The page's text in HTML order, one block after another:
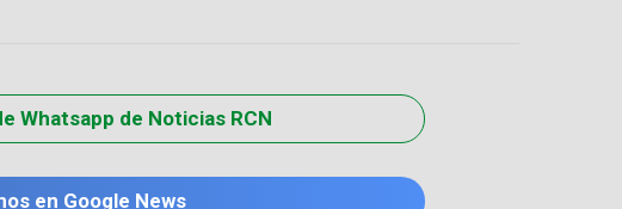
Whatsapp de Noticias RCN
en Google News